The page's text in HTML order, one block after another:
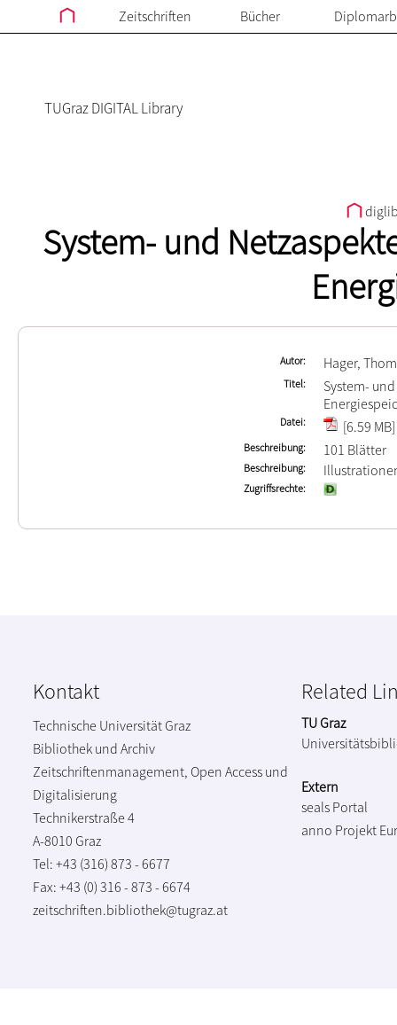
Zeitschriften Bücher
TUGraz DIGITAL Library
System- und
Autor Hager,
Titel
System-
Datei [6.59 MB]
Beschreibung 101 Blätter
Beschreibung
Zugriffsrechte
Kontakt
Technische Universität Graz
Bibliothek und Archiv
Zeitschriftenmanagement, Open Access und
Digitalisierung
Technikerstraße 4
A-8010 Graz
Tel: +43 (316) 873 - 6677
Fax: +43 (0) 316 - 873 - 6674
zeitschriften.bibliothek@tugraz.at
Related
TU Graz
Extern
seals Portal
anno Projekt